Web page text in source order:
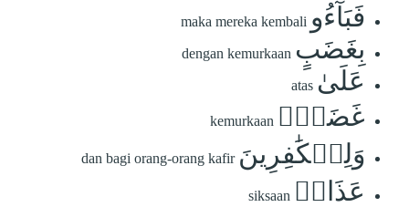
فَبَآءُو maka mereka kembali
بِغَضَبٍ dengan kemurkaan
عَلَىٰ atas
غَضَبٖۚ kemurkaan
وَلِلۡكَٰفِرِينَ dan bagi orang-orang kafir
عَذَابٞ siksaan